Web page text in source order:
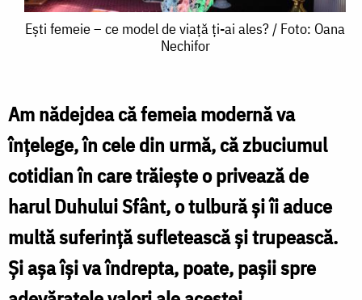
Ești
ce
model
de
viață
ți-
ales?
Ești femeie – ce model de viață ți-ai ales? / Foto: Oana
Nechifor
Am nădejdea că femeia modernă va
înțelege, în cele din urmă, că zbuciumul
cotidian în care trăiește o privează de
harul Duhului Sfânt, o tulbură și îi aduce
multă suferință sufletească și trupească.
Și așa își va îndrepta, poate, pașii spre